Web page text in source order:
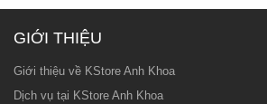
GIỚI THIỆU
Giới thiệu về KStore Anh Khoa
Dịch vụ tại KStore Anh Khoa